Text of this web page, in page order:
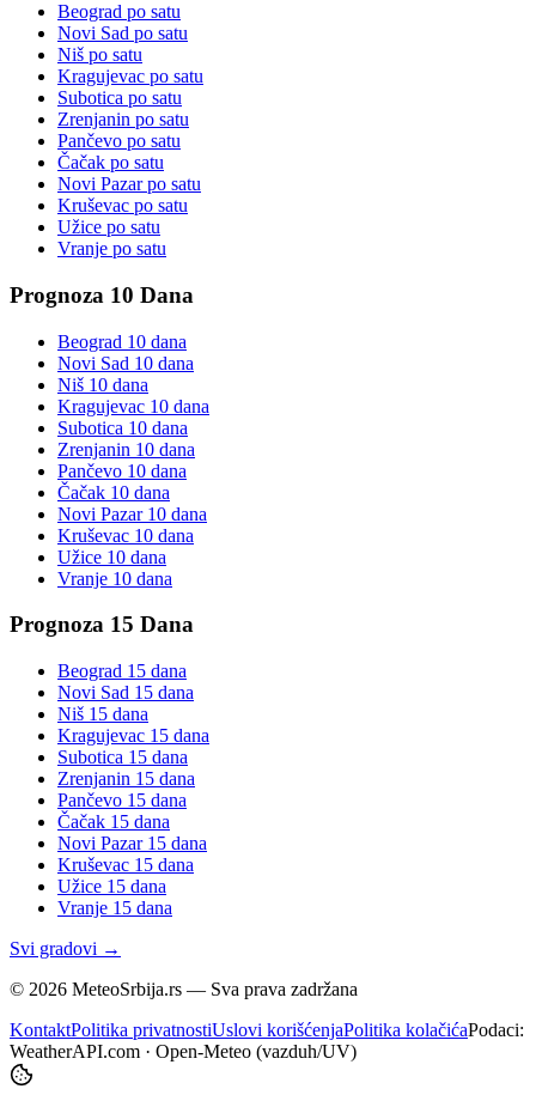
Beograd po satu
Novi Sad po satu
Niš po satu
Kragujevac po satu
Subotica po satu
Zrenjanin po satu
Pančevo po satu
Čačak po satu
Novi Pazarpo satu
Kruševac po satu
Užice po satu
Vranje po satu
Prognoza 10 Dana
Beograd 10 dana
Novi Sad 10 dana
Niš 10 dana
Kragujevac 10 dana
Subotica 10 dana
Zrenjanin 10 dana
Pančevo 10 dana
Čačak 10 dana
Novi Pazar10 dana
Kruševac 10 dana
Užice 10 dana
Vranje 10 dana
Prognoza 15 Dana
Beograd 15 dana
Novi Sad 15 dana
Niš 15 dana
Kragujevac 15 dana
Subotica 15 dana
Zrenjanin 15 dana
Pančevo 15 dana
Čačak 15 dana
Novi Pazar15 dana
Kruševac 15 dana
Užice 15 dana
Vranje 15 dana
Svi gradovi →
© 2026 MeteoSrbija.rs — Sva prava zadržana
KontaktPolitika privatnostiUslovi korišćenjaPolitika kolačićaPodaci:
WeatherAPI.com · Open-Meteo (vazduh/UV)